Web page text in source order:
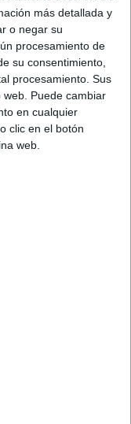
más detallada y
o negar su
procesamiento de
su consentimiento,
procesamiento. Sus
Puede cambiar
en cualquier
clic en el botón
web.
año 2026,
, fin de año,
, reflexión personal